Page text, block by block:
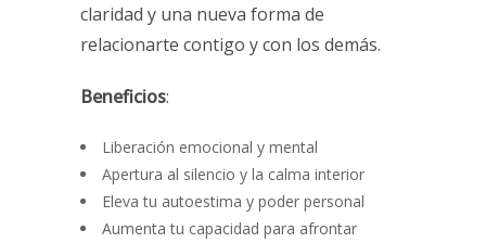
claridad y una nueva forma de
relacionarte contigo y con los demás.
Beneficios:
Liberación emocional y mental
Apertura al silencio y la calma interior
Eleva tu autoestima y poder personal
Aumenta tu capacidad para afrontar